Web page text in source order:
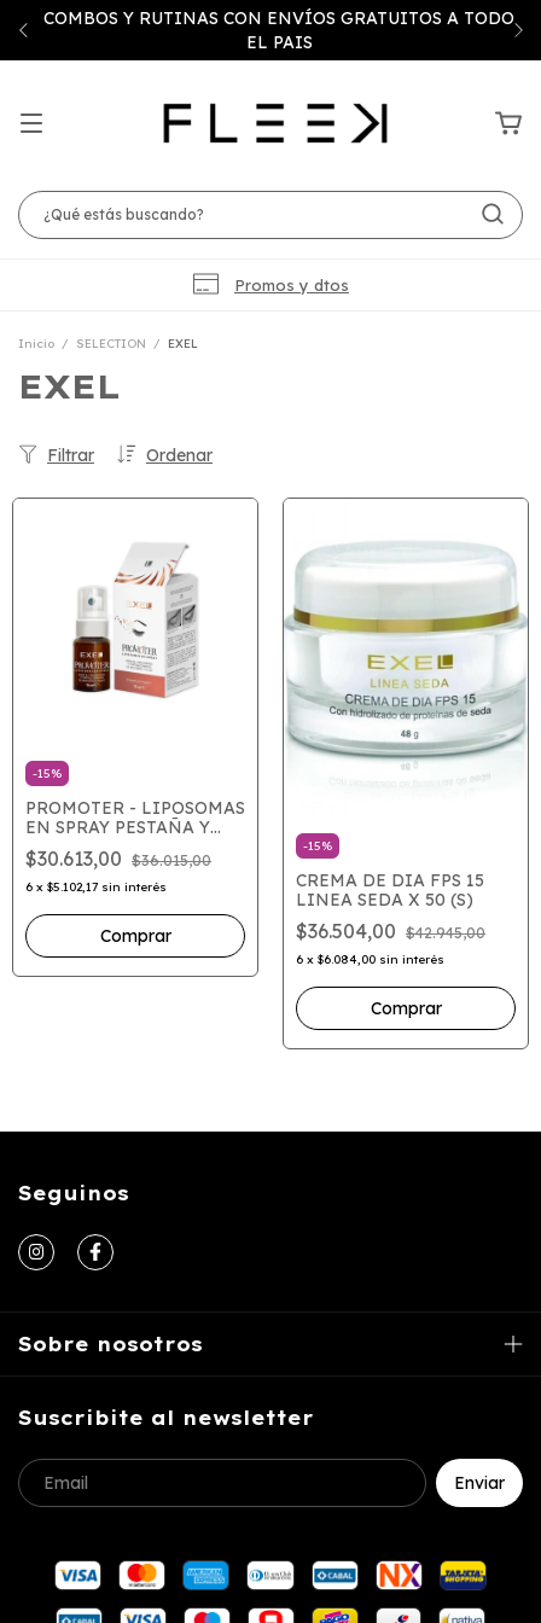
COMBOS Y RUTINAS CON ENVÍOS GRATUITOS A TODO
EL PAIS
Promos y dtos
Inicio / SELECTION / EXEL
EXEL
Ordenar
Filtrar
-15%
PROMOTER - LIPOSOMAS
EN SPRAY PESTAÑA Y
CEJAS X 15 (S)
$30.613,00 $36.015,00
6 x $5.102,17 sin interés
-15%
CREMA DE DIA FPS 15
LINEA SEDA X 50 (S)
$36.504,00 $42.945,00
6 x $6.084,00 sin interés
Seguinos
Sobre nosotros
Suscribite al newsletter